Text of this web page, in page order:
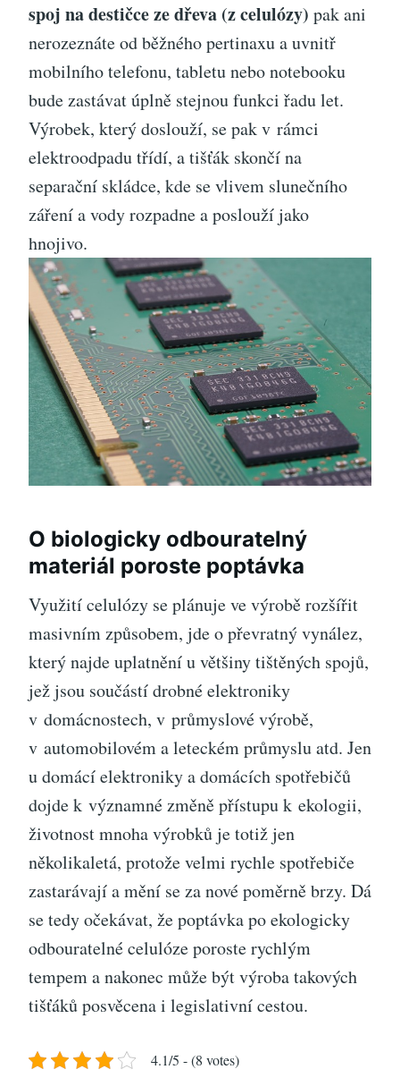
spoj na destičce ze dřeva (z celulózy) pak ani
nerozeznáte od běžného pertinaxu a uvnitř
mobilního telefonu, tabletu nebo notebooku
bude zastávat úplně stejnou funkci řadu let.
Výrobek, který doslouží, se pak v rámci
elektroodpadu třídí, a tišťák skončí na
separační skládce, kde se vlivem slunečního
záření a vody rozpadne a poslouží jako
hnojivo.
O biologicky odbouratelný
materiál poroste poptávka
Využití celulózy se plánuje ve výrobě rozšířit
masivním způsobem, jde o převratný vynález,
který najde uplatnění u většiny tištěných spojů,
jež jsou součástí drobné elektroniky
v domácnostech, v průmyslové výrobě,
v automobilovém a leteckém průmyslu atd. Jen
u domácí elektroniky a domácích spotřebičů
dojde k významné změně přístupu k ekologii,
životnost mnoha výrobků je totiž jen
několikaletá, protože velmi rychle spotřebiče
zastarávají a mění se za nové poměrně brzy. Dá
se tedy očekávat, že poptávka po ekologicky
odbouratelné celulóze poroste rychlým
tempem a nakonec může být výroba takových
tišťáků posvěcena i legislativní cestou.
4.1/5 - (8 votes)